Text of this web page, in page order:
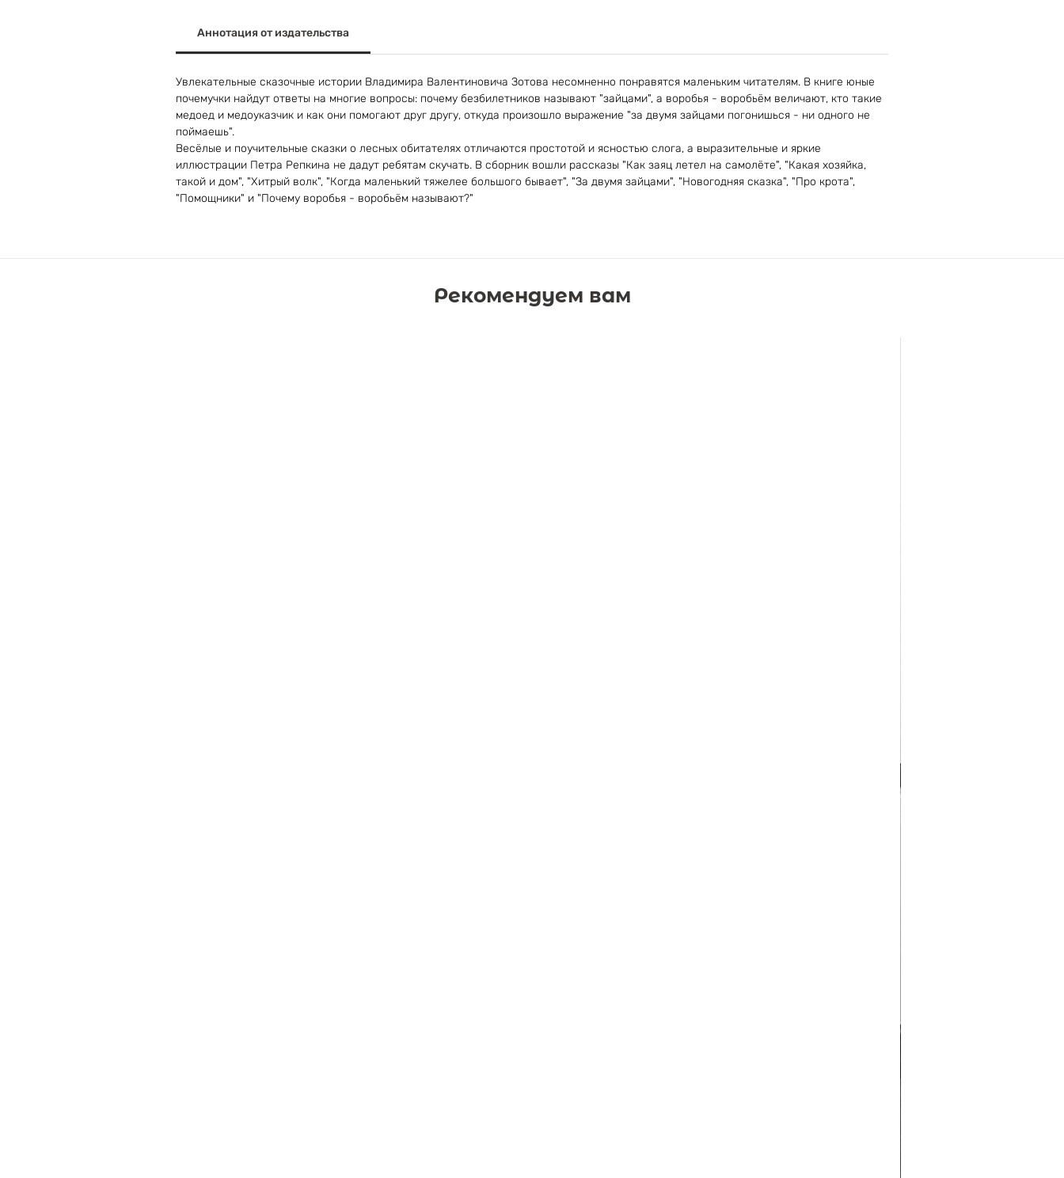
Аннотация от издательства
Увлекательные сказочные истории Владимира Валентиновича Зотова несомненно понравятся маленьким читателям. В книге юные
почемучки найдут ответы на многие вопросы: почему безбилетников называют "зайцами", а воробья - воробьём величают, кто такие
медоед и медоуказчик и как они помогают друг другу, откуда произошло выражение "за двумя зайцами погонишься - ни одного не
поймаешь".
Весёлые и поучительные сказки о лесных обитателях отличаются простотой и ясностью слога, а выразительные и яркие
иллюстрации Петра Репкина не дадут ребятам скучать. В сборник вошли рассказы "Как заяц летел на самолёте", "Какая хозяйка,
такой и дом", "Хитрый волк", "Когда маленький тяжелее большого бывает", "За двумя зайцами", "Новогодняя сказка", "Про крота",
"Помощники" и "Почему воробья - воробьём называют?"
Рекомендуем вам